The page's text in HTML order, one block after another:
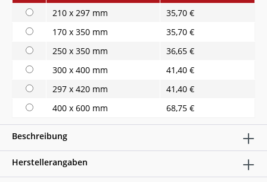
210 x 297 mm
35,70 €
170 x 350 mm
35,70 €
250 x 350 mm
36,65 €
300 x 400 mm
41,40 €
297 x 420 mm
41,40 €
400 x 600 mm
68,75 €
Beschreibung
Herstellerangaben